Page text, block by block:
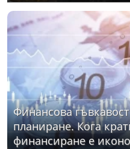
Финансова
планиране. Кога
финансиране е